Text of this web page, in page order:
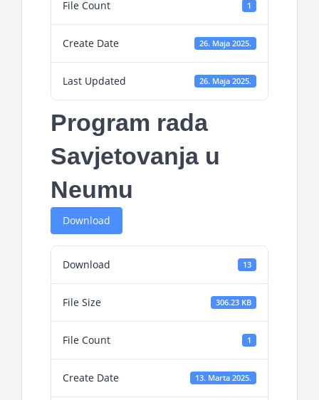
Novosti
File Count 1
Create Date 26. Maja 2025.
Last Updated 26. Maja 2025.
Program rada
Savjetovanja u
Neumu
Download
Download 13
File Size 306.23 KB
File Count 1
Create Date 13. Marta 2025.